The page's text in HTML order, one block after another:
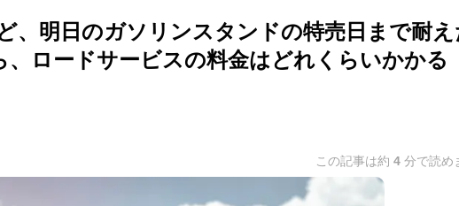
、明日のガソリンスタンドの特売日まで耐え
ロードサービスの料金はどれくらいかかる
この記事は約 4 分で読め